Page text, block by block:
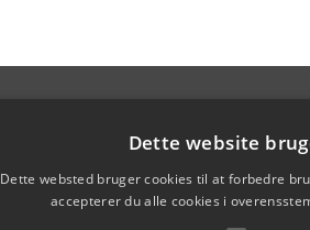
Dette website
Dette websted bruger cookies til at forbedre
accepterer du alle cookies i